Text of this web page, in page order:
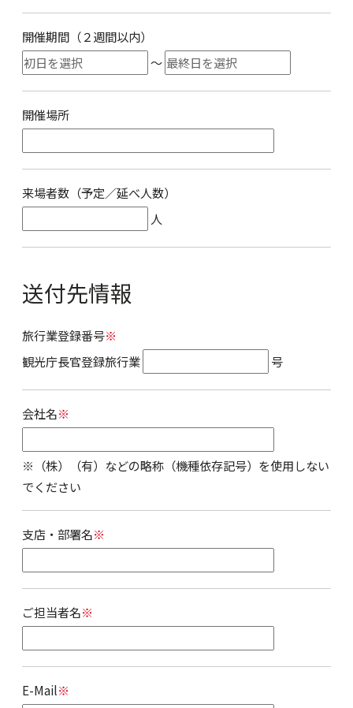
開催期間（２週間以内）
～
開催場所
来場者数（予定／延べ人数）
人
送付先情報
旅行業登録番号※
観光庁長官登録旅行業
号
会社名※
※（株）（有）などの略称（機種依存記号）を使用しない
でください
支店・部署名※
ご担当者名※
E-Mail※